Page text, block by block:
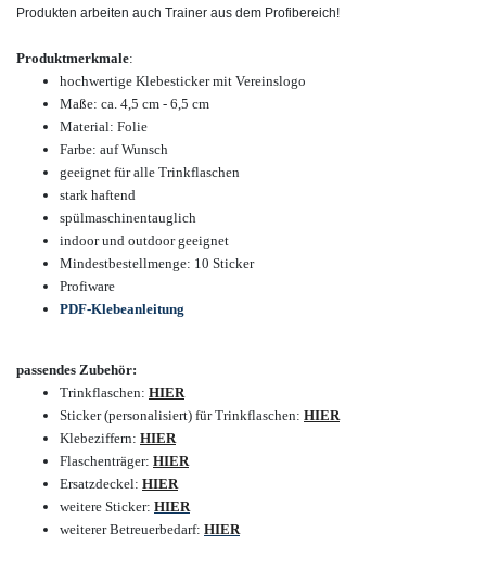
Produkten arbeiten auch Trainer aus dem Profibereich!
Produktmerkmale:
hochwertige Klebesticker mit Vereinslogo
Maße: ca. 4,5 cm - 6,5 cm
Material: Folie
Farbe: auf Wunsch
geeignet für alle Trinkflaschen
stark haftend
spülmaschinentauglich
indoor und outdoor geeignet
Mindestbestellmenge: 10 Sticker
Profiware
PDF-Klebeanleitung
passendes Zubehör:
Trinkflaschen: HIER
Sticker (personalisiert) für Trinkflaschen: HIER
Klebeziffern: HIER
Flaschenträger: HIER
Ersatzdeckel: HIER
weitere Sticker: HIER
weiterer Betreuerbedarf: HIER